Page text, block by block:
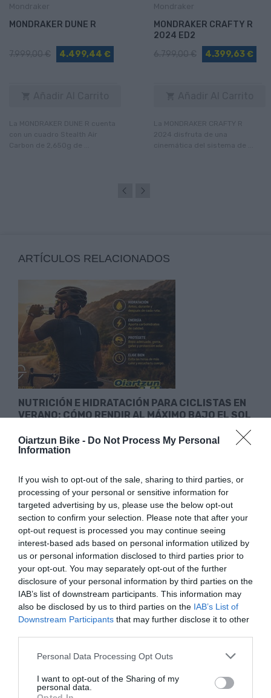
Oiartzun Bike - Do Not Process My Personal
Information
If you wish to opt-out of the sale, sharing to third parties, or
processing of your personal or sensitive information for
targeted advertising by us, please use the below opt-out
section to confirm your selection. Please note that after your
opt-out request is processed you may continue seeing
interest-based ads based on personal information utilized by
us or personal information disclosed to third parties prior to
your opt-out. You may separately opt-out of the further
disclosure of your personal information by third parties on the
IAB’s list of downstream participants. This information may
also be disclosed by us to third parties on the IAB’s List of
Downstream Participants that may further disclose it to other
Please note that this website/app uses one or more Google
not limited to your visit or usage behaviour. You may click to
grant or deny consent to Google and its third-party tags to
Personal Data Processing Opt Outs
I want to opt-out of the Sharing of my
personal data.
MONDRAKER DUNE R
4.499,44 €
MONDRAKER CRAFTY R
2024 ED2
4.399,63 €
ARTÍCULOS RELACIONADOS
NUTRICIÓN E HIDRATACIÓN PARA CICLISTAS EN
VERANO: CÓMO RENDIR AL MÁXIMO BAJO EL SOL
En los meses más calurosos del año, cuidar tu hidratación y
nutrición es clave para disfrutar del ciclismo sin poner...
QUÉ LLEVAR EN TUS SALIDAS EN BICICLETA DE
VARIOS DÍAS: GUÍA IMPRESCINDIBLE PARA
Es una experiencia de conexión con el entorno, de libertad...